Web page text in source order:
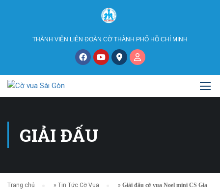
THÀNH VIÊN LIÊN ĐOÀN CỜ THÀNH PHỐ HỒ CHÍ MINH
GIẢI ĐẤU
Trang chủ » Tin Tức Cờ Vua » Giải đấu cờ vua Noel mini CS Gia